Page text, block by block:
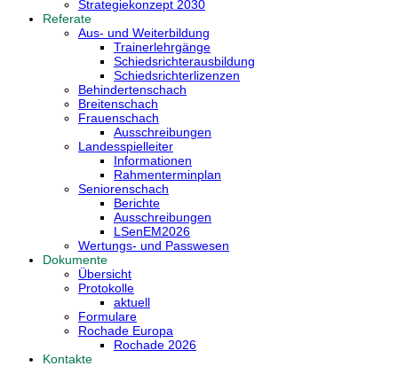
Strategiekonzept 2030
Referate
Aus- und Weiterbildung
Trainerlehrgänge
Schiedsrichterausbildung
Schiedsrichterlizenzen
Behindertenschach
Breitenschach
Frauenschach
Ausschreibungen
Landesspielleiter
Informationen
Rahmenterminplan
Seniorenschach
Berichte
Ausschreibungen
LSenEM2026
Wertungs- und Passwesen
Dokumente
Übersicht
Protokolle
aktuell
Formulare
Rochade Europa
Rochade 2026
Kontakte